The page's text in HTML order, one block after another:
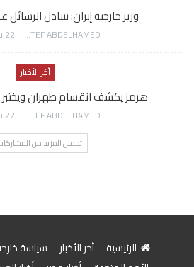
وزير خارجية إيران: نتبادل
AWATEF ABDELHAMED 22 ساعة منذ
أخر الأخبار
هرمز يكشف انقسام طهران
AWATEF ABDELHAMED 22 ساعة منذ
تحميل المزيد من
الرئيسية أخر الأخبار سياسة